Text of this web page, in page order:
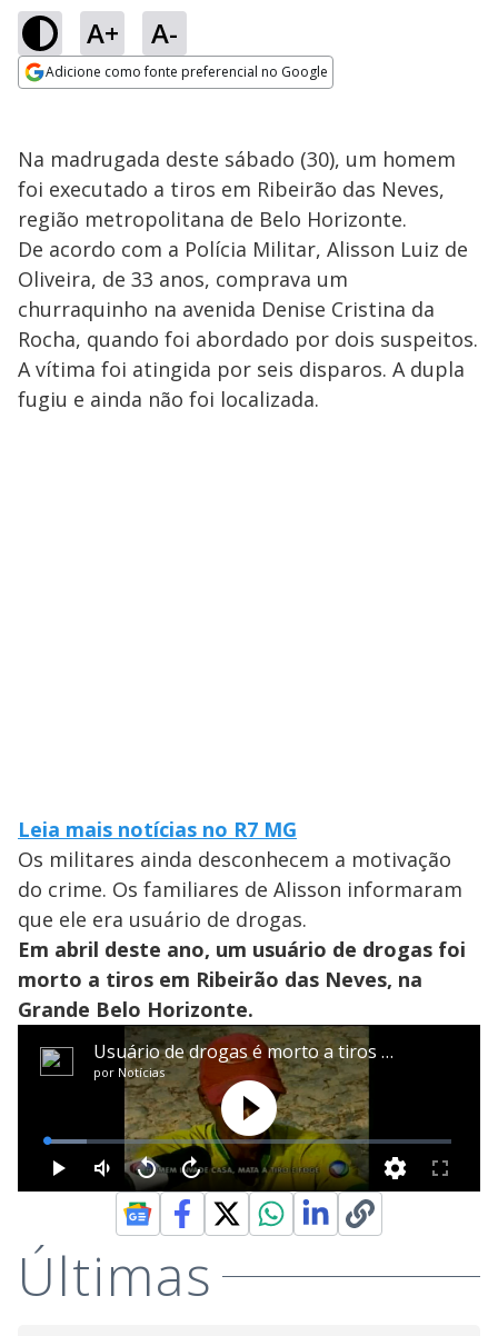
A+ A-
Adicione como fonte preferencial no Google
Na madrugada deste sábado (30), um homem
foi executado a tiros em Ribeirão das Neves,
região metropolitana de Belo Horizonte.
De acordo com a Polícia Militar, Alisson Luiz de
Oliveira, de 33 anos, comprava um
churraquinho na avenida Denise Cristina da
Rocha, quando foi abordado por dois suspeitos.
A vítima foi atingida por seis disparos. A dupla
fugiu e ainda não foi localizada.
Leia mais notícias no R7 MG
Os militares ainda desconhecem a motivação
do crime. Os familiares de Alisson informaram
que ele era usuário de drogas.
Em abril deste ano, um usuário de drogas foi
morto a tiros em Ribeirão das Neves, na
Grande Belo Horizonte.
Últimas